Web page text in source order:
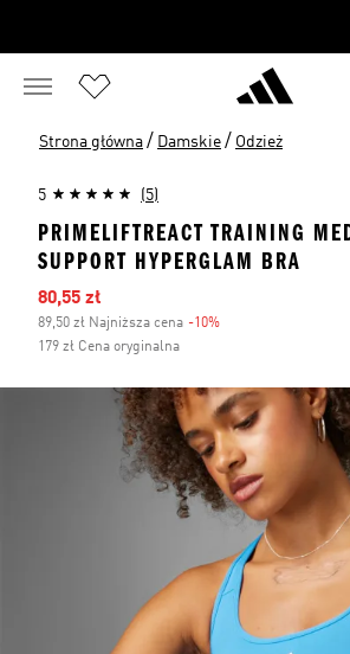
Strona główna / Damskie / Odzież
5 (5)
PRIMELIFTREACT TRAINING
SUPPORT HYPERGLAM BRA
Ceny na wyprzedaży
80,55 zł
89,50 zł Najniższa cena -10%
179 zł Cena oryginalna